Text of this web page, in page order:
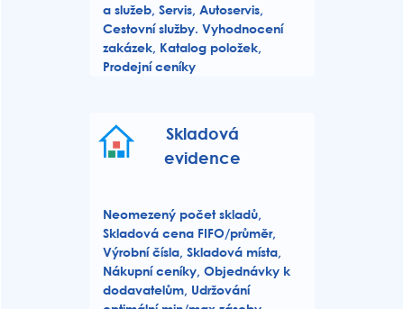
a služeb, Servis, Autoservis,
Cestovní služby. Vyhodnocení
zakázek, Katalog položek,
Prodejní ceníky
Skladová
evidence
Neomezený počet skladů,
Skladová cena FIFO/průměr,
Výrobní čísla, Skladová místa,
Nákupní ceníky, Objednávky k
dodavatelům, Udržování